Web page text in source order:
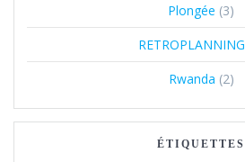
Plongée (3)
RETROPLANNING
Rwanda (2)
ÉTIQUETTES